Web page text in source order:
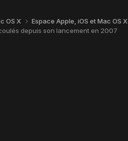
OS X Espace Apple, iOS et Mac OS X
depuis son lancement en 2007